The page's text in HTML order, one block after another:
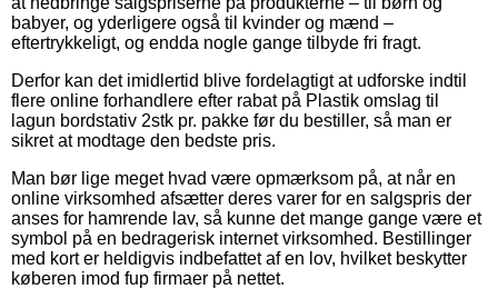
babyer, og yderligere også til kvinder og mænd –
eftertrykkeligt, og endda nogle gange tilbyde fri fragt.
Derfor kan det imidlertid blive fordelagtigt at udforske indtil
flere online forhandlere efter rabat på Plastik omslag til
lagun bordstativ 2stk pr. pakke før du bestiller, så man er
sikret at modtage den bedste pris.
Man bør lige meget hvad være opmærksom på, at når en
online virksomhed afsætter deres varer for en salgspris der
anses for hamrende lav, så kunne det mange gange være et
symbol på en bedragerisk internet virksomhed. Bestillinger
med kort er heldigvis indbefattet af en lov, hvilket beskytter
køberen imod fup firmaer på nettet.